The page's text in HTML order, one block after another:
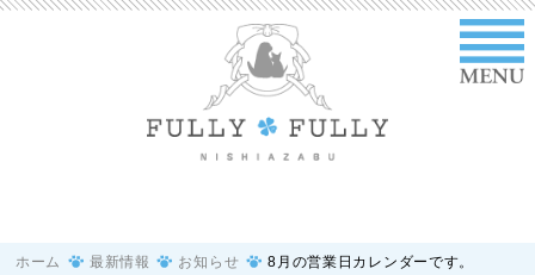
ホーム 最新情報 お知らせ 8月の営業日カレンダーです。